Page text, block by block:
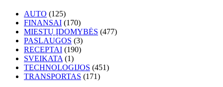
AUTO (125)
FINANSAI (170)
MIESTŲ ĮDOMYBĖS (477)
PASLAUGOS (3)
RECEPTAI (190)
SVEIKATA (1)
TECHNOLOGIJOS (451)
TRANSPORTAS (171)